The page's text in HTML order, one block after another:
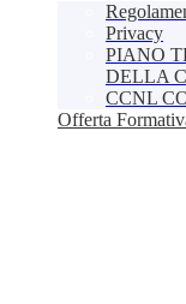
Privacy
PIANO
DELLA
CCNL
Offerta